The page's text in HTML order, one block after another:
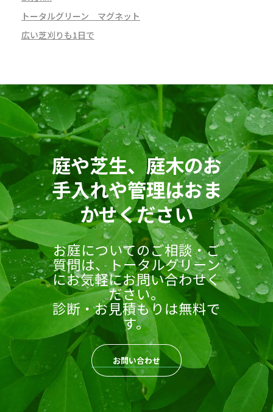
トータルグリーン マグネット
広い芝刈りも1日で
庭や芝生、庭木のお
手入れや管理はおま
かせください
お庭についてのご相談・ご
質問は、トータルグリーン
にお気軽にお問い合わせく
ださい。
診断・お見積もりは無料で
す。
お問い合わせ